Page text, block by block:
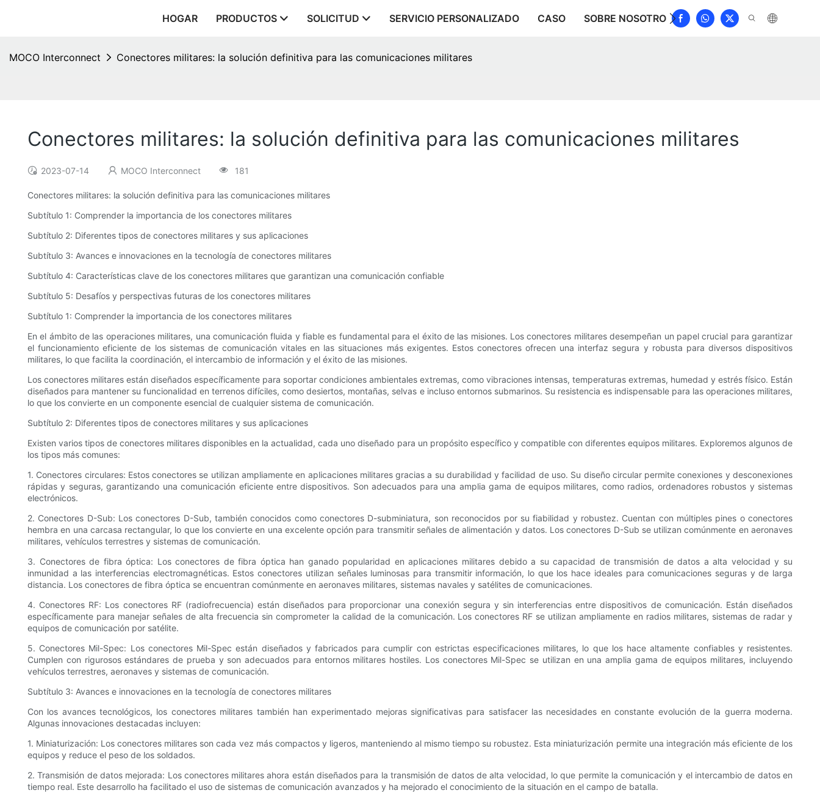
HOGAR PRODUCTOS SOLICITUD SERVICIO PERSONALIZADO CASO SOBRE NOSOTROS NOTICIAS DESCARGAR
MOCO Interconnect Conectores militares: la solución definitiva para las comunicaciones militares
Conectores militares: la solución definitiva para las comunicaciones militares
2023-07-14 MOCO Interconnect 181
Conectores militares: la solución definitiva para las comunicaciones militares
Subtítulo 1: Comprender la importancia de los conectores militares
Subtítulo 2: Diferentes tipos de conectores militares y sus aplicaciones
Subtítulo 3: Avances e innovaciones en la tecnología de conectores militares
Subtítulo 4: Características clave de los conectores militares que garantizan una comunicación confiable
Subtítulo 5: Desafíos y perspectivas futuras de los conectores militares
Subtítulo 1: Comprender la importancia de los conectores militares
En el ámbito de las operaciones militares, una comunicación fluida y fiable es fundamental para el éxito de las misiones. Los conectores militares desempeñan un papel crucial para garantizar
el funcionamiento eficiente de los sistemas de comunicación vitales en las situaciones más exigentes. Estos conectores ofrecen una interfaz segura y robusta para diversos dispositivos
militares, lo que facilita la coordinación, el intercambio de información y el éxito de las misiones.
Los conectores militares están diseñados específicamente para soportar condiciones ambientales extremas, como vibraciones intensas, temperaturas extremas, humedad y estrés físico. Están
diseñados para mantener su funcionalidad en terrenos difíciles, como desiertos, montañas, selvas e incluso entornos submarinos. Su resistencia es indispensable para las operaciones militares,
lo que los convierte en un componente esencial de cualquier sistema de comunicación.
Subtítulo 2: Diferentes tipos de conectores militares y sus aplicaciones
Existen varios tipos de conectores militares disponibles en la actualidad, cada uno diseñado para un propósito específico y compatible con diferentes equipos militares. Exploremos algunos de
los tipos más comunes:
1. Conectores circulares: Estos conectores se utilizan ampliamente en aplicaciones militares gracias a su durabilidad y facilidad de uso. Su diseño circular permite conexiones y desconexiones
rápidas y seguras, garantizando una comunicación eficiente entre dispositivos. Son adecuados para una amplia gama de equipos militares, como radios, ordenadores robustos y sistemas
electrónicos.
2. Conectores D-Sub: Los conectores D-Sub, también conocidos como conectores D-subminiatura, son reconocidos por su fiabilidad y robustez. Cuentan con múltiples pines o conectores
hembra en una carcasa rectangular, lo que los convierte en una excelente opción para transmitir señales de alimentación y datos. Los conectores D-Sub se utilizan comúnmente en aeronaves
militares, vehículos terrestres y sistemas de comunicación.
3. Conectores de fibra óptica: Los conectores de fibra óptica han ganado popularidad en aplicaciones militares debido a su capacidad de transmisión de datos a alta velocidad y su
inmunidad a las interferencias electromagnéticas. Estos conectores utilizan señales luminosas para transmitir información, lo que los hace ideales para comunicaciones seguras y de larga
distancia. Los conectores de fibra óptica se encuentran comúnmente en aeronaves militares, sistemas navales y satélites de comunicaciones.
4. Conectores RF: Los conectores RF (radiofrecuencia) están diseñados para proporcionar una conexión segura y sin interferencias entre dispositivos de comunicación. Están diseñados
específicamente para manejar señales de alta frecuencia sin comprometer la calidad de la comunicación. Los conectores RF se utilizan ampliamente en radios militares, sistemas de radar y
equipos de comunicación por satélite.
5. Conectores Mil-Spec: Los conectores Mil-Spec están diseñados y fabricados para cumplir con estrictas especificaciones militares, lo que los hace altamente confiables y resistentes.
Cumplen con rigurosos estándares de prueba y son adecuados para entornos militares hostiles. Los conectores Mil-Spec se utilizan en una amplia gama de equipos militares, incluyendo
vehículos terrestres, aeronaves y sistemas de comunicación.
Subtítulo 3: Avances e innovaciones en la tecnología de conectores militares
Con los avances tecnológicos, los conectores militares también han experimentado mejoras significativas para satisfacer las necesidades en constante evolución de la guerra moderna.
Algunas innovaciones destacadas incluyen:
1. Miniaturización: Los conectores militares son cada vez más compactos y ligeros, manteniendo al mismo tiempo su robustez. Esta miniaturización permite una integración más eficiente de los
equipos y reduce el peso de los soldados.
2. Transmisión de datos mejorada: Los conectores militares ahora están diseñados para la transmisión de datos de alta velocidad, lo que permite la comunicación y el intercambio de datos en
tiempo real. Este desarrollo ha facilitado el uso de sistemas de comunicación avanzados y ha mejorado el conocimiento de la situación en el campo de batalla.